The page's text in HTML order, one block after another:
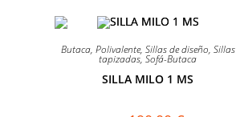
Butaca, Polivalente, Sillas de diseño, Sillas
tapizadas, Sofá-Butaca
SILLA MILO 1 MS